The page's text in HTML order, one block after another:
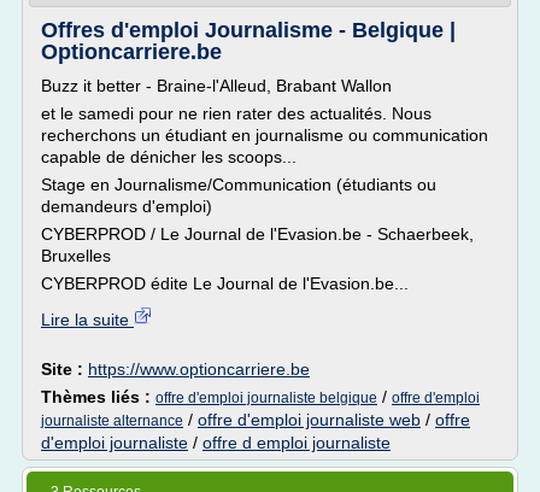
Offres d'emploi Journalisme - Belgique |
Optioncarriere.be
Buzz it better - Braine-l'Alleud, Brabant Wallon
et le samedi pour ne rien rater des actualités. Nous
recherchons un étudiant en journalisme ou communication
capable de dénicher les scoops...
Stage en Journalisme/Communication (étudiants ou
demandeurs d'emploi)
CYBERPROD / Le Journal de l'Evasion.be - Schaerbeek,
Bruxelles
CYBERPROD édite Le Journal de l'Evasion.be...
Lire la suite
Site : https://www.optioncarriere.be
Thèmes liés : offre d'emploi journaliste belgique / offre d'emploi
journaliste alternance / offre d'emploi journaliste web / offre
d'emploi journaliste / offre d emploi journaliste